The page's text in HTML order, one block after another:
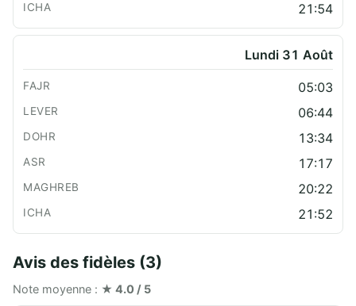
21:54
Lundi 31 Août
05:03
06:44
13:34
17:17
20:22
21:52
Avis des fidèles (3)
Note moyenne : ★ 4.0 / 5